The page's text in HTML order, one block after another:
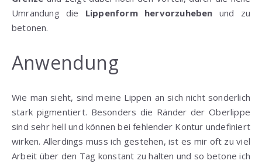
Umrandung die Lippenform hervorzuheben und zu
betonen.
Anwendung
Wie man sieht, sind meine Lippen an sich nicht sonderlich
stark pigmentiert. Besonders die Ränder der Oberlippe
sind sehr hell und können bei fehlender Kontur undefiniert
wirken. Allerdings muss ich gestehen, ist es mir oft zu viel
Arbeit über den Tag konstant zu halten und so betone ich